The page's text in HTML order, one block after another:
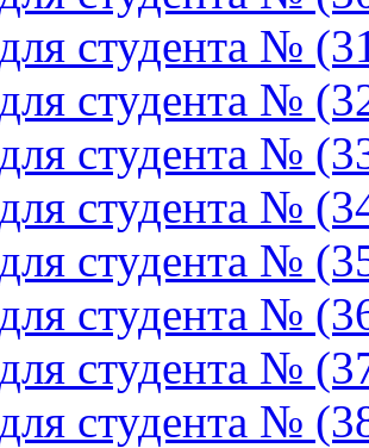
студента №
студента №
студента №
студента №
студента №
студента №
студента №
студента №